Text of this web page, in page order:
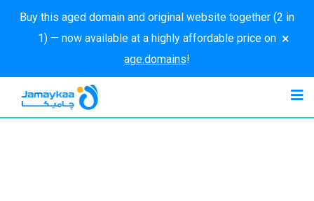
Buy this aged domain and original website together (2 in
1) — now available at a highly affordable price on
age.domains!
×